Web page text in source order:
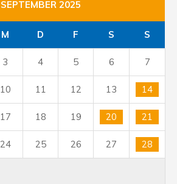
SEPTEMBER 2025
M D F S S
3 4 5 6 7
10 11 12 13 14
17 18 19 20 21
24 25 26 27 28